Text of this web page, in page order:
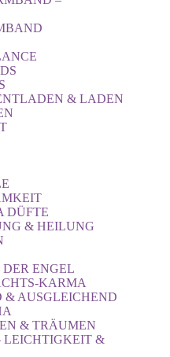
& LADEN
DÜFTE
& HEILUNG
DER ENGEL
KARMA
& AUSGLEICHEND
& TRÄUMEN
LEICHTIGKEIT &